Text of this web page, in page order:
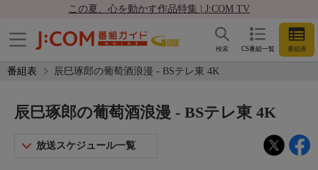
この夏、心を動かす作品特集 | J:COM TV
CS番組一覧 番組表
検索
番組表 辰巳琢郎の葡萄酒浪漫 - BSテレ東 4K
辰巳琢郎の葡萄酒浪漫 - BSテレ東 4K
放送スケジュール一覧